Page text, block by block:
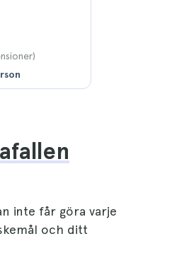
inte får göra varje
och ditt